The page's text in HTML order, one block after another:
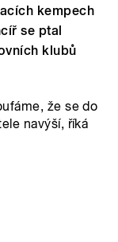
kempech
se ptal
klubů
že se do
navýší, říká